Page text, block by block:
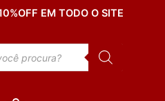
EM TODO O SITE